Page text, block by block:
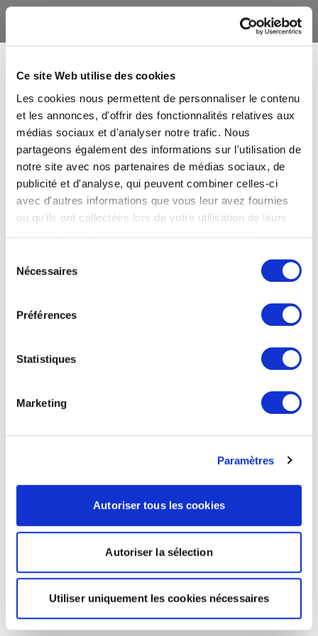
Ce site Web utilise des cookies
Les cookies nous permettent de personnaliser le contenu
et les annonces, d'offrir des fonctionnalités relatives aux
médias sociaux et d'analyser notre trafic. Nous
partageons également des informations sur l'utilisation de
notre site avec nos partenaires de médias sociaux, de
publicité et d'analyse, qui peuvent combiner celles-ci
avec d'autres informations que vous leur avez fournies
ou qu'ils ont collectées lors de votre utilisation de leurs
Nécessaires
Préférences
Statistiques
Marketing
Paramètres
Autoriser tous les cookies
Autoriser la sélection
Utiliser uniquement les cookies nécessaires